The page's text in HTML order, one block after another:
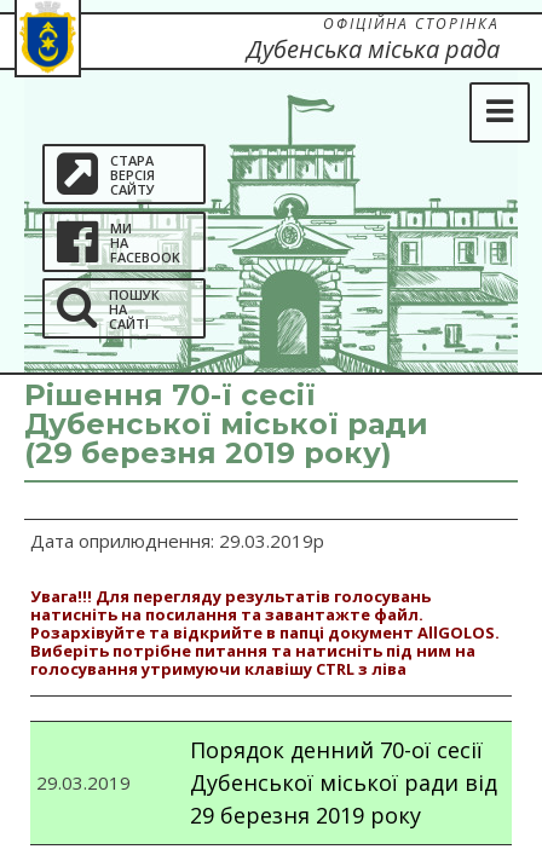
СТАРА
ВЕРСІЯ
САЙТУ
МИ
НА
FACEBOOK
ПОШУК
НА
САЙТІ
ОФІЦІЙНА СТОРІНКА
Дубенська міська рада
Рішення 70-ї сесії
Дубенської міської ради
(29 березня 2019 року)
Дата оприлюднення: 29.03.2019р
Увага!!! Для перегляду результатів голосувань
натисніть на посилання та завантажте файл.
Розархівуйте та відкрийте в папці документ AllGOLOS.
Виберіть потрібне питання та натисніть під ним на
голосування утримуючи клавішу CTRL з ліва
29.03.2019
Порядок денний 70-ої сесії
Дубенської міської ради від
29 березня 2019 року